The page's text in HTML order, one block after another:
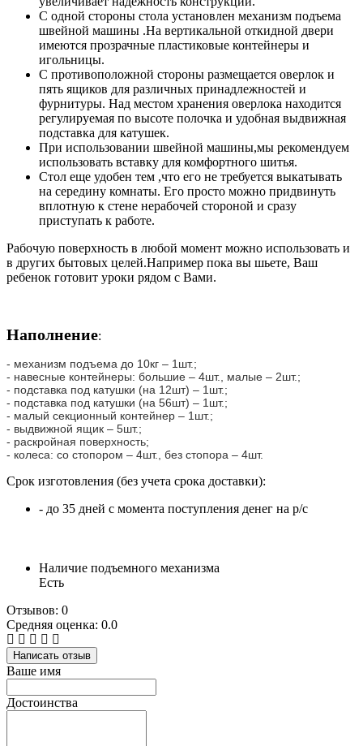
С одной стороны стола установлен механизм подъема
швейной машины .На вертикальной откидной двери
имеются прозрачные пластиковые контейнеры и
игольницы.
С противоположной стороны размещается оверлок и
пять ящиков для различных принадлежностей и
фурнитуры. Над местом хранения оверлока находится
регулируемая по высоте полочка и удобная выдвижная
подставка для катушек.
При использовании швейной машины,мы рекомендуем
использовать вставку для комфортного шитья.
Стол еще удобен тем ,что его не требуется выкатывать
на середину комнаты. Его просто можно придвинуть
вплотную к стене нерабочей стороной и сразу
приступать к работе.
Рабочую поверхность в любой момент можно использовать и
в других бытовых целей.Например пока вы шьете, Ваш
ребенок готовит уроки рядом с Вами.
Наполнение:
- механизм подъема до 10кг – 1шт.;
- навесные контейнеры: большие – 4шт., малые – 2шт.;
- подставка под катушки (на 12шт) – 1шт.;
- подставка под катушки (на 56шт) – 1шт.;
- малый секционный контейнер – 1шт.;
- выдвижной ящик – 5шт.;
- раскройная поверхность;
- колеса: со стопором – 4шт., без стопора – 4шт.
Срок изготовления (без учета срока доставки):
- до 35 дней с момента поступления денег на р/с
Наличие подъемного механизма
Есть
Отзывов: 0
Средняя оценка: 0.0
Написать отзыв
Ваше имя
Достоинства